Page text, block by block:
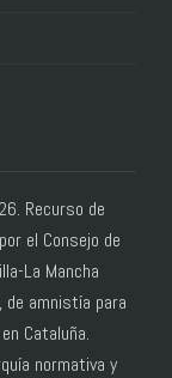
Recurso de
el Consejo de
La Mancha
de amnistía para
Cataluña.
normativa y